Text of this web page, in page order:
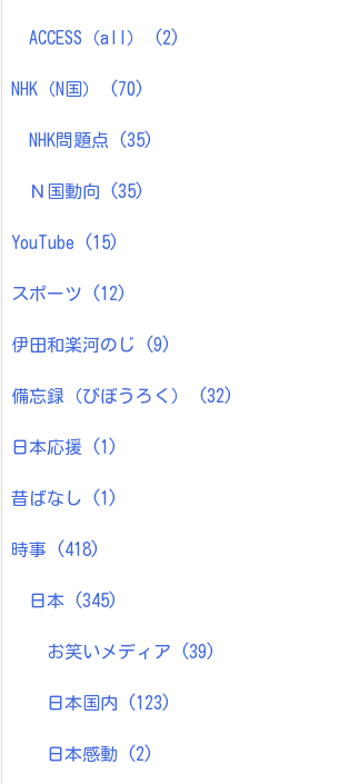
ACCESS（all） (2)
NHK（N国） (70)
NHK問題点 (35)
Ｎ国動向 (35)
YouTube (15)
スポーツ (12)
伊田和楽河のじ (9)
備忘録（びぼうろく） (32)
日本応援 (1)
昔ばなし (1)
時事 (418)
日本 (345)
お笑いメディア (39)
日本国内 (123)
日本感動 (2)